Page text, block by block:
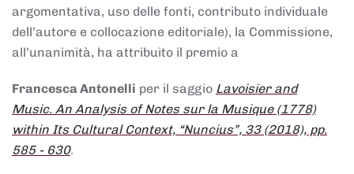
argomentativa, uso delle fonti, contributo individuale
dell’autore e collocazione editoriale), la Commissione,
all’unanimità, ha attribuito il premio a
Francesca Antonelli per il saggio Lavoisier and
Music. An Analysis of Notes sur la Musique (1778)
within Its Cultural Context, “Nuncius”, 33 (2018), pp.
585 - 630.